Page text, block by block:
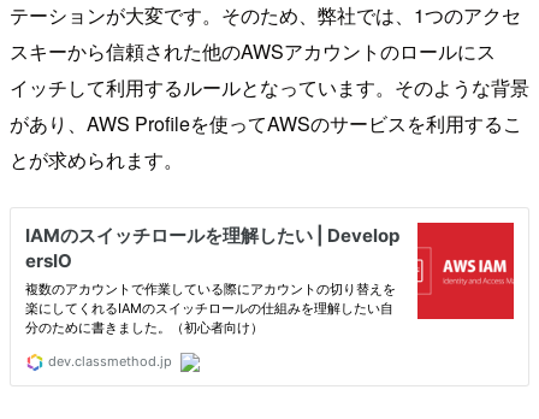
テーションが大変です。そのため、弊社では、1つのアクセ
スキーから信頼された他のAWSアカウントのロールにス
イッチして利用するルールとなっています。そのような背景
があり、AWS Profileを使ってAWSのサービスを利用するこ
とが求められます。